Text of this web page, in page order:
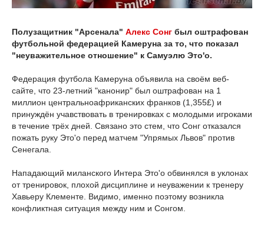
Полузащитник "Арсенала" Алекс Сонг был оштрафован
футбольной федерацией Камеруна за то, что показал
"неуважительное отношение" к Самуэлю Это'о.
Федерация футбола Камеруна объявила на своём веб-
сайте, что 23-летний "канонир" был оштрафован на 1
миллион центральноафриканских франков (1,355£) и
принуждён учавствовать в тренировках с молодыми игроками
в течение трёх дней. Связано это стем, что Сонг отказался
пожать руку Это'о перед матчем "Упрямых Львов" против
Сенегала.
Нападающий миланского Интера Это'о обвинялся в уклонах
от тренировок, плохой дисциплине и неуважении к тренеру
Хавьеру Клементе. Видимо, именно поэтому возникла
конфликтная ситуация между ним и Сонгом.